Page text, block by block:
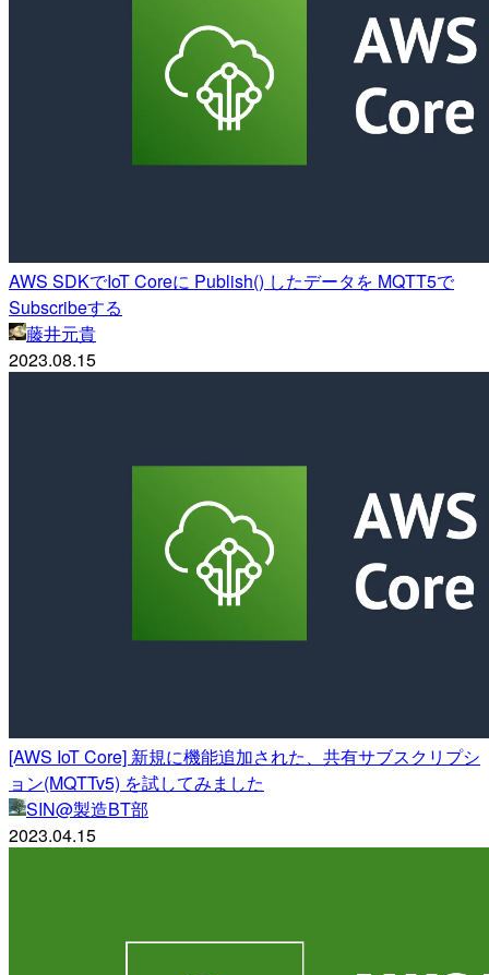
AWS SDKでIoT Coreに Publish() したデータを MQTT5で
Subscribeする
藤井元貴
2023.08.15
[AWS IoT Core] 新規に機能追加された、共有サブスクリプシ
ョン(MQTTv5) を試してみました
SIN@製造BT部
2023.04.15